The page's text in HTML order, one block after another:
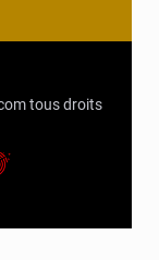
tous droits